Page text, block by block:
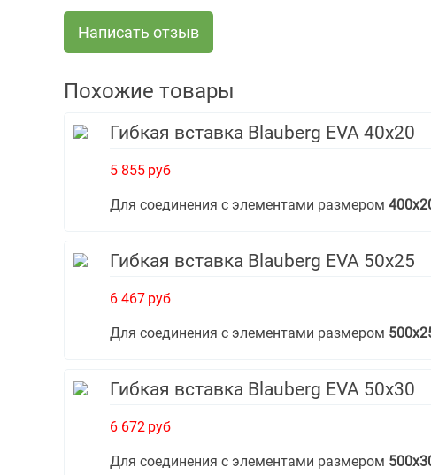
Написать отзыв
Похожие товары
Гибкая вставка Blauberg EVA 40х20
5 855 руб
Для соединения с элементами размером
Гибкая вставка Blauberg EVA 50х25
6 467 руб
Для соединения с элементами размером
Гибкая вставка Blauberg EVA 50х30
6 672 руб
Для соединения с элементами размером